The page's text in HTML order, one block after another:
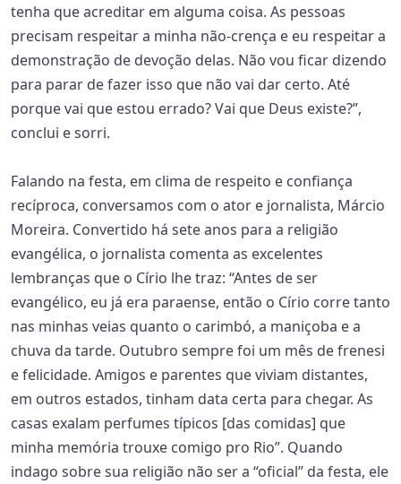
tenha que acreditar em alguma coisa. As pessoas
precisam respeitar a minha não-crença e eu respeitar a
demonstração de devoção delas. Não vou ficar dizendo
para parar de fazer isso que não vai dar certo. Até
porque vai que estou errado? Vai que Deus existe?”,
conclui e sorri.
Falando na festa, em clima de respeito e confiança
recíproca, conversamos com o ator e jornalista, Márcio
Moreira. Convertido há sete anos para a religião
evangélica, o jornalista comenta as excelentes
lembranças que o Círio lhe traz: “Antes de ser
evangélico, eu já era paraense, então o Círio corre tanto
nas minhas veias quanto o carimbó, a maniçoba e a
chuva da tarde. Outubro sempre foi um mês de frenesi
e felicidade. Amigos e parentes que viviam distantes,
em outros estados, tinham data certa para chegar. As
casas exalam perfumes típicos [das comidas] que
minha memória trouxe comigo pro Rio”. Quando
indago sobre sua religião não ser a “oficial” da festa, ele